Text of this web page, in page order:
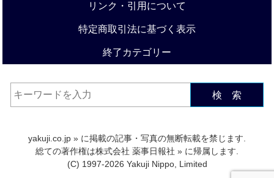
リンク・引用について
特定商取引法に基づく表示
終了カテゴリー
検 索
yakuji.co.jp » に掲載の記事・写真の無断転載を禁じます.
総ての著作権は株式会社 薬事日報社 » に帰属します.
(C) 1997-2026 Yakuji Nippo, Limited